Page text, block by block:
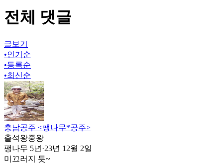
전체 댓글
글보기
•인기순
•등록순
•최신순
충남공주 <팽나무*공주>
출석왕중왕
팽나무 5년 ·23년 12월 2일
미끄러지 듯~